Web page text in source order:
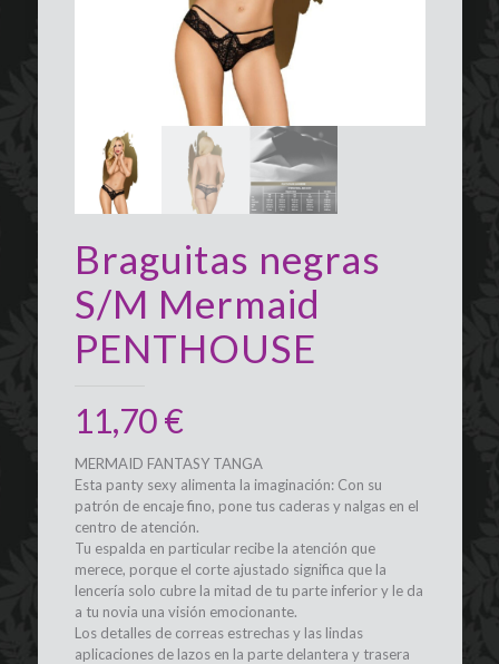
Braguitas negras
S/M Mermaid
PENTHOUSE
11,70€
MERMAID FANTASY TANGA
Esta panty sexy alimenta la imaginación: Con su
patrón de encaje fino, pone tus caderas y nalgas en el
centro de atención.
Tu espalda en particular recibe la atención que
merece, porque el corte ajustado significa que la
lencería solo cubre la mitad de tu parte inferior y le da
a tu novia una visión emocionante.
Los detalles de correas estrechas y las lindas
aplicaciones de lazos en la parte delantera y trasera